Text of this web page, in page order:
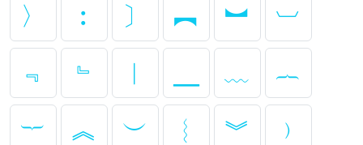
〉
︰ 〕 ︻ ︼
︺
﹃
﹄ ︳ ﹏
︷
︸
︽ ︶ ︴ ︾
﹚